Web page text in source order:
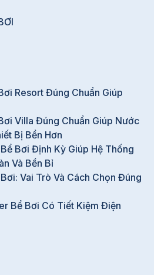
Resort Đúng Chuẩn Giúp
Villa Đúng Chuẩn Giúp Nước
Bị Bền Hơn
Bơi Định Kỳ Giúp Hệ Thống
Và Bền Bỉ
Vai Trò Và Cách Chọn Đúng
Bể Bơi Có Tiết Kiệm Điện